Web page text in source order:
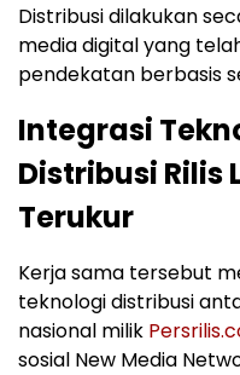
Distribusi dilakukan
media digital yang
pendekatan berbasis
Integrasi
Distribusi Rilis
Terukur
Kerja sama tersebut
teknologi distribusi
nasional milik
sosial New Media